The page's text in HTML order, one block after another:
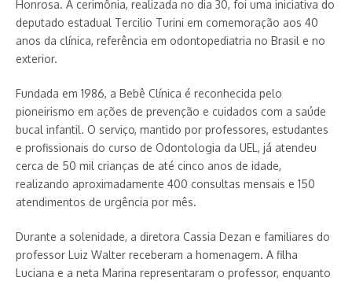
Honrosa. A cerimônia, realizada no dia 30, foi uma iniciativa do
deputado estadual Tercilio Turini em comemoração aos 40
anos da clínica, referência em odontopediatria no Brasil e no
exterior.
Fundada em 1986, a Bebê Clínica é reconhecida pelo
pioneirismo em ações de prevenção e cuidados com a saúde
bucal infantil. O serviço, mantido por professores, estudantes
e profissionais do curso de Odontologia da UEL, já atendeu
cerca de 50 mil crianças de até cinco anos de idade,
realizando aproximadamente 400 consultas mensais e 150
atendimentos de urgência por mês.
Durante a solenidade, a diretora Cassia Dezan e familiares do
professor Luiz Walter receberam a homenagem. A filha
Luciana e a neta Marina representaram o professor, enquanto